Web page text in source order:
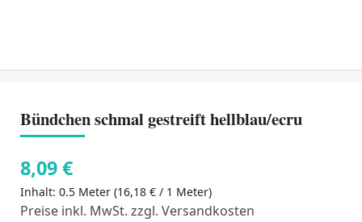
Bündchen schmal gestreift hellblau/ecru
8,09 €
Inhalt: 0.5 Meter (16,18 € / 1 Meter)
Preise inkl. MwSt. zzgl. Versandkosten